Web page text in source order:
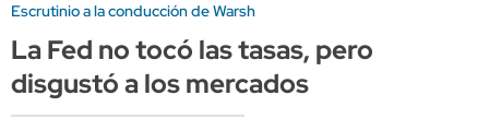
Escrutinio a la conducción de Warsh
La Fed no tocó las tasas, pero
disgustó a los mercados